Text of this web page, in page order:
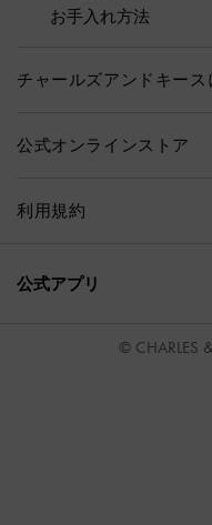
お手入れ方法
チャールズアンドキース
公式オンラインストア
利用規約
公式アプリ
© CHARLES